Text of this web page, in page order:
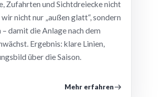
Zufahrten und Sichtdreiecke nicht
nicht nur „außen glatt“, sondern
damit die Anlage nach dem
Ergebnis: klare Linien,
über die Saison.
Mehr erfahren